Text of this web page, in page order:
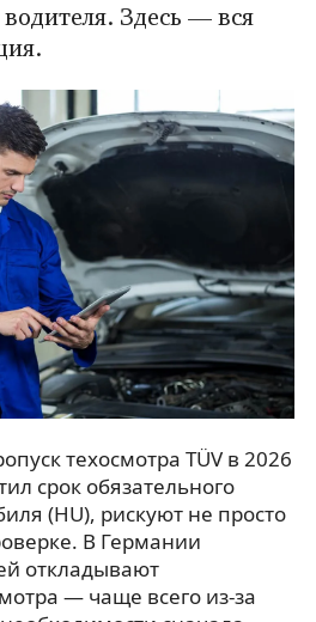
Здесь — вся
техосмотра TÜV в 2026
срок обязательного
(HU), рискуют не просто
В Германии
откладывают
— чаще всего из-за